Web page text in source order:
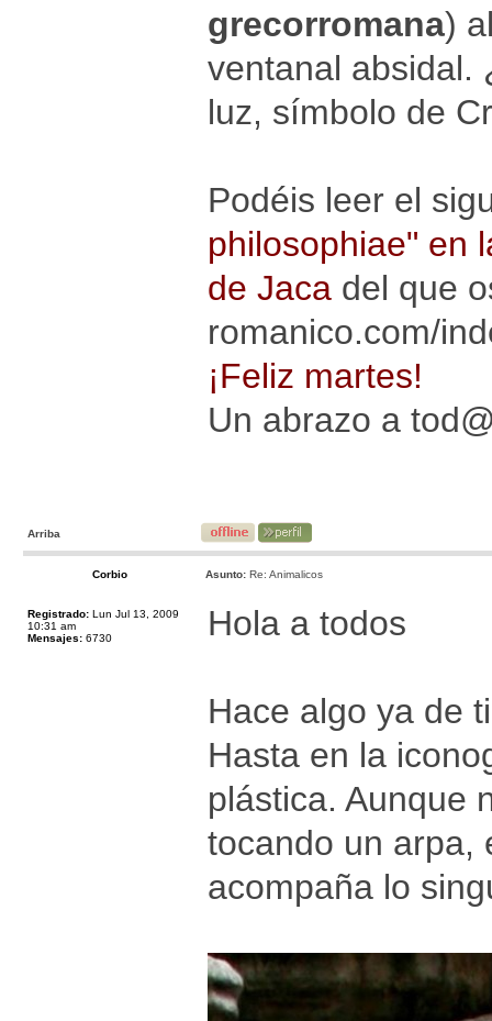
grecorromana)
ventanal absidal.
luz, símbolo de
Podéis leer el
philosophiae" en
de Jaca del que
romanico.com/
¡Feliz martes!
Un abrazo a
Arriba
Corbio Asunto: Re: Animalicos
Registrado: Lun Jul 13, 2009
10:31 am
Mensajes: 6730 Hola a todos
Hace algo ya de
Hasta en la
plástica. Aunque
tocando un arpa,
acompaña lo